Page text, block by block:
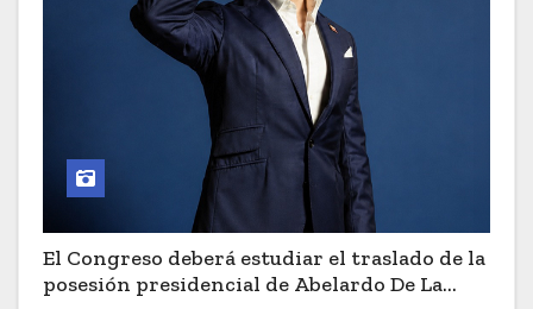
El Congreso deberá estudiar el traslado de la
posesión presidencial de Abelardo De La